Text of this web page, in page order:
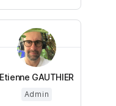
Etienne GAUTHIER
Admin